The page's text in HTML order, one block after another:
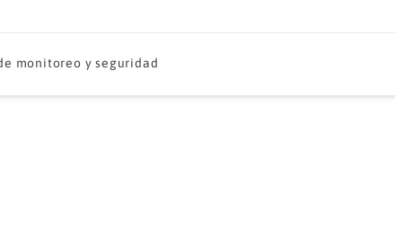
monitoreo y seguridad